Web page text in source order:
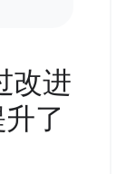
改进
了